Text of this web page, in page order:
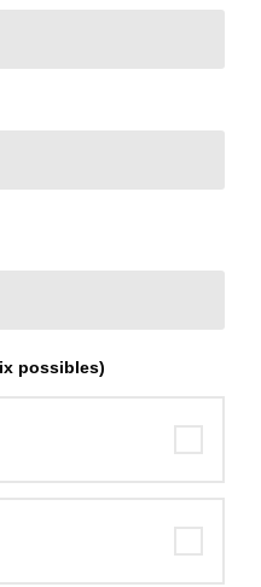
possibles)